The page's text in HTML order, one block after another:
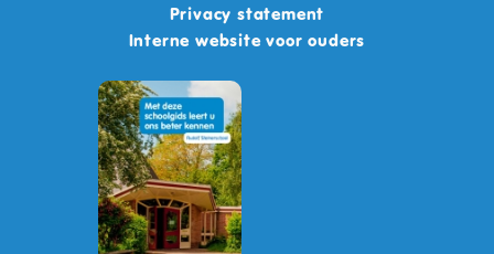
Privacy statement
Interne website voor ouders